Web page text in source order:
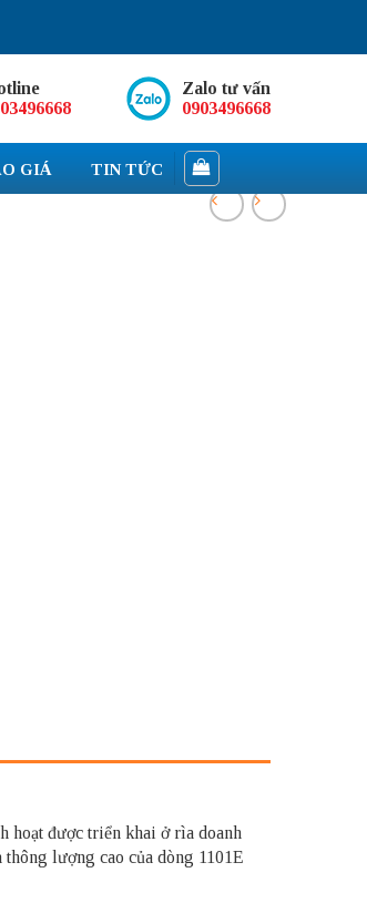
Zalo tư vấn
0903496668
GIÁ TIN TỨC
hoạt được triển khai ở rìa doanh
lượng cao của dòng 1101E